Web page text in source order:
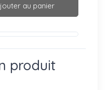
au panier
produit